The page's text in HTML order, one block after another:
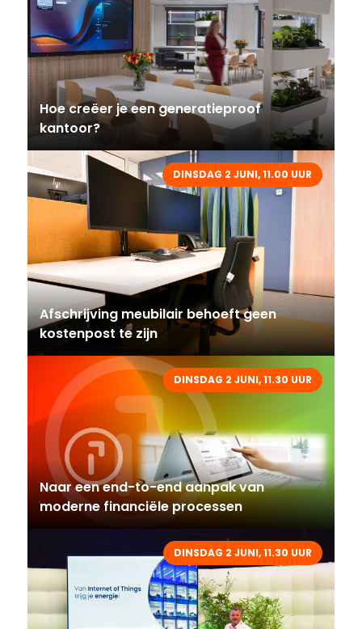
Hoe creëer je een generatieproof
kantoor?
DINSDAG 2 JUNI, 11.00 UUR
Afschrijving meubilair behoeft geen
kostenpost te zijn
DINSDAG 2 JUNI, 11.30 UUR
Naar een end-to-end aanpak van
moderne financiële processen
DINSDAG 2 JUNI, 11.30 UUR